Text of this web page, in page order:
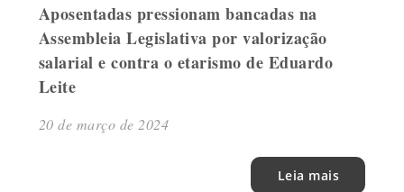
Aposentadas pressionam bancadas na
Assembleia Legislativa por valorização
salarial e contra o etarismo de Eduardo
Leite
20 de março de 2024
Leia mais